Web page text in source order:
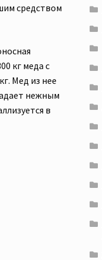
средством
кг меда с
Мед из нее
нежным
в